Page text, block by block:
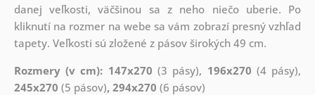
danej veľkosti, väčšinou sa z neho niečo uberie. Po
kliknutí na rozmer na webe sa vám zobrazí presný vzhľad
tapety. Veľkosti sú zložené z pásov širokých 49 cm.
Rozmery (v cm): 147x270 (3 pásy), 196x270 (4 pásy),
245x270 (5 pásov), 294x270 (6 pásov)